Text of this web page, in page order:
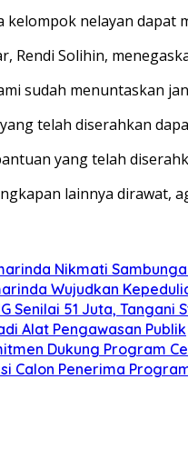
nelayan dapat
Rendi Solihin,
sudah menuntaskan
telah diserahkan
yang telah
lainnya dirawat,
Nikmati
Wujudkan
Senilai 51 Juta,
Alat Pengawasan Publik
Dukung Program
Calon Penerima